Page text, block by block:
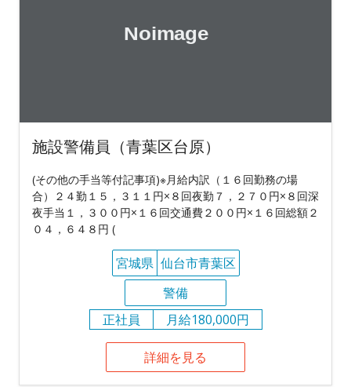
施設警備員（青葉区台原）
(その他の手当等付記事項)※月給内訳（１６回勤務の場
合）２４勤１５，３１１円×８回夜勤７，２７０円×８回深
夜手当１，３００円×１６回交通費２００円×１６回総額２
０４，６４８円 (
宮城県 仙台市青葉区
警備
正社員
月給180,000円
詳細を見る